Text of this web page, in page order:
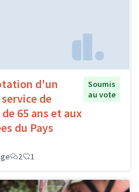
d'un
de
65 ans et aux
du Pays
Soumis
au vote
2 1